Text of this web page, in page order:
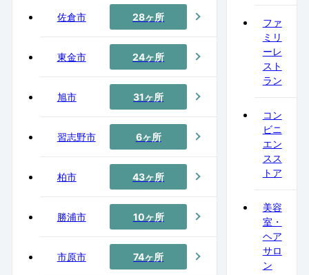
佐倉市 28ヶ所
東金市 24ヶ所
旭市 31ヶ所
習志野市 6ヶ所
柏市 43ヶ所
勝浦市 10ヶ所
市原市 74ヶ所
ファ
ミリ
ーレ
スト
ラン
コン
ビニ
エン
スス
トア
美容
室・
ヘア
サロ
ン